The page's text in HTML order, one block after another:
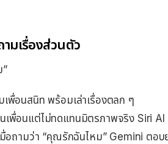
มเรื่องส่วนตัว
พื่อนสนิท พร้อมเล่าเรื่องตลก ๆ
เพื่อนแต่ไม่ทดแทนมิตรภาพจริง Siri
มื่อถามว่า “คุณรักฉันไหม” Gemini ตอ